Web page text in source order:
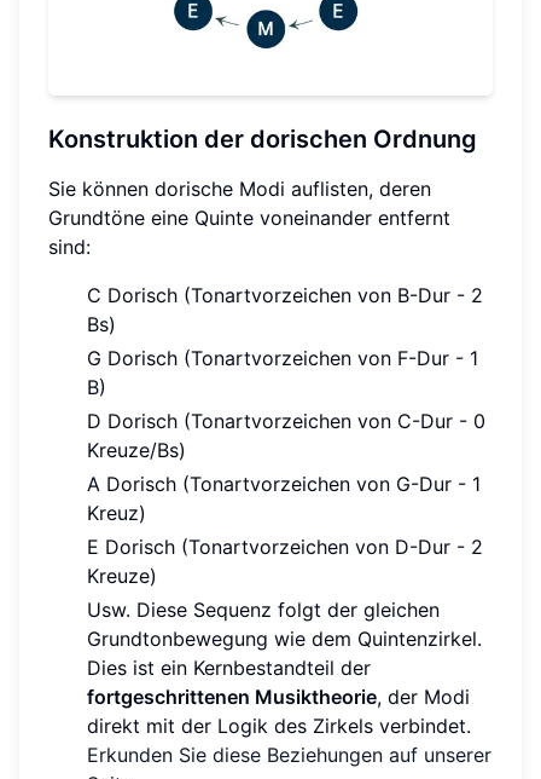
Konstruktion der dorischen Ordnung
Sie können dorische Modi auflisten, deren
Grundtöne eine Quinte voneinander entfernt
sind:
C Dorisch (Tonartvorzeichen von B-Dur - 2
Bs)
G Dorisch (Tonartvorzeichen von F-Dur - 1
B)
D Dorisch (Tonartvorzeichen von C-Dur - 0
Kreuze/Bs)
A Dorisch (Tonartvorzeichen von G-Dur - 1
Kreuz)
E Dorisch (Tonartvorzeichen von D-Dur - 2
Kreuze)
Usw. Diese Sequenz folgt der gleichen
Grundtonbewegung wie dem Quintenzirkel.
Dies ist ein Kernbestandteil der
fortgeschrittenen Musiktheorie, der Modi
direkt mit der Logik des Zirkels verbindet.
Erkunden Sie diese Beziehungen auf unserer